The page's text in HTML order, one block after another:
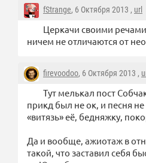
fStrange, 6 Октября 2013 , url
Церкачи своими
ничем не отличаются от
firevoodoo, 6 Октября 2013 ,
Тут мелькал пост
прикд был не ок, и песня
«витязь» её, бедняжку,
Да и вообще, ажиотаж в
такой, что заставил себя